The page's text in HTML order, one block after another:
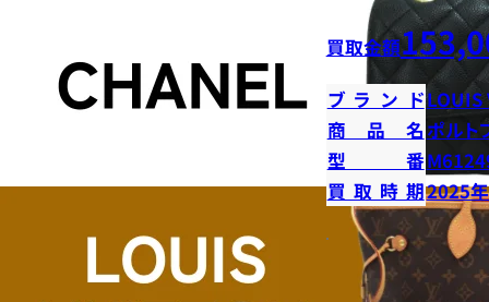
買取金額
ブランドLOUIS
商品名ポルト
型番
買取時期2025